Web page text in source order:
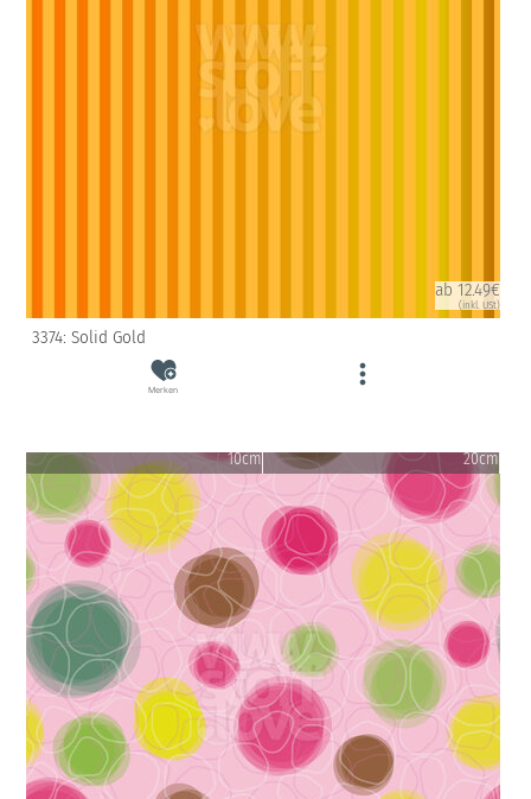
ab 12.49€
(inkl. USt)
3374: Solid Gold
Merken
10cm 20cm